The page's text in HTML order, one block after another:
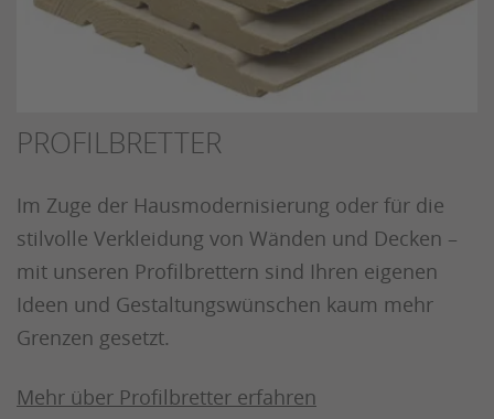
PROFILBRETTER
Im Zuge der Hausmodernisierung oder für die
stilvolle Verkleidung von Wänden und Decken –
mit unseren Profilbrettern sind Ihren eigenen
Ideen und Gestaltungswünschen kaum mehr
Grenzen gesetzt.
Mehr über Profilbretter erfahren